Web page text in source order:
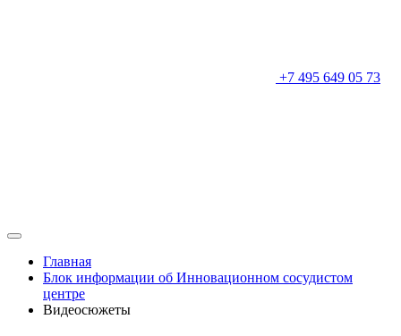
+7 495 649 05 73
Главная
Блок информации об Инновационном сосудистом
центре
Видеосюжеты